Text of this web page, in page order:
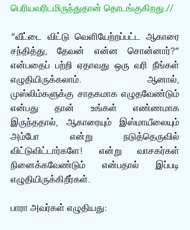
பெரியவரிடமிருந்துதான் தொடங்குகிறது.//
“வீட்டை விட்டு வெளியேற்றப்பட்ட ஆகாரை
சந்தித்து, தேவன் என்ன சொன்னார்?”
என்பதைப் பற்றி ஏதாவது ஒரு வரி நீங்கள்
எழுதியிருக்கலாம். ஆனால்,
முஸ்லிம்களுக்கு சாதகமாக எழுதவேண்டும்
என்பது தான் உங்கள் எண்ணமாக
இருந்ததால், ஆகாரையும் இஸ்மாயீலையும்
அம்போ என்று நடுத்தெருவில்
விட்டுவிட்டார்களே! என்று வாசகர்கள்
நினைக்கவேண்டும் என்பதால் இப்படி
எழுதியிருக்கிறீர்கள்.
பாரா அவர்கள் எழுதியது: